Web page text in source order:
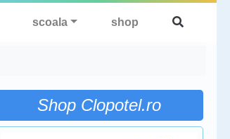
scoala shop
Shop Clopotel.ro